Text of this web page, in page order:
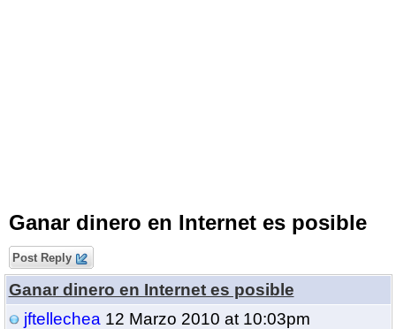
Ganar dinero en Internet es posible
Post Reply
Ganar dinero en Internet es posible
jftellechea 12 Marzo 2010 at 10:03pm